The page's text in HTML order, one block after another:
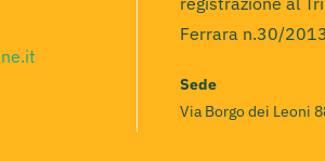
Ferrara n.30/2013
Sede
Via Borgo dei Leoni